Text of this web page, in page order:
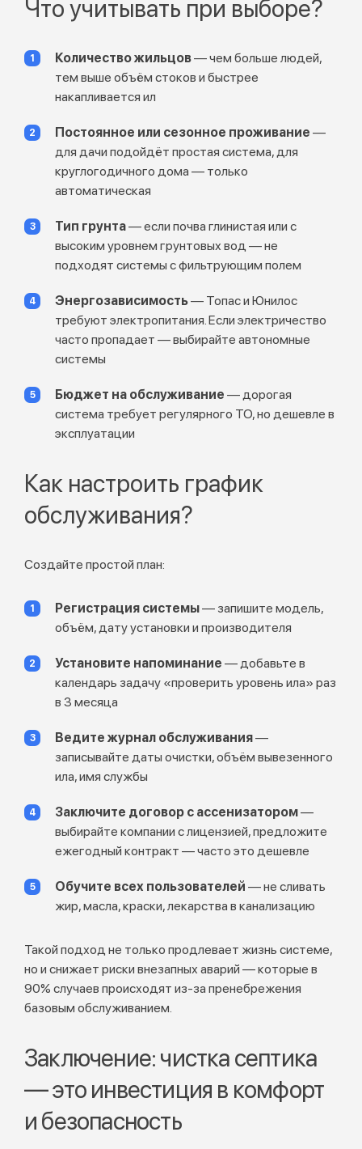
Что учитывать при выборе?
Количество жильцов— чем больше людей,
тем выше объём стоков и быстрее
накапливается ил
Постоянное или сезонное проживание —
для дачи подойдёт простая система, для
круглогодичного дома — только
автоматическая
Тип грунта— если почва глинистая или с
высоким уровнем грунтовых вод — не
подходят системы с фильтрующим полем
Энергозависимость— Топас и Юнилос
требуют электропитания. Если электричество
часто пропадает — выбирайте автономные
системы
Бюджет на обслуживание — дорогая
система требует регулярного ТО, но дешевле в
эксплуатации
Как настроить график
обслуживания?
Создайте простой план:
Регистрация системы— запишите модель,
объём, дату установки и производителя
Установите напоминание — добавьте в
календарь задачу «проверить уровень ила» раз
в 3 месяца
Ведите журнал обслуживания—
записывайте даты очистки, объём вывезенного
ила, имя службы
Заключите договор с ассенизатором—
выбирайте компании с лицензией, предложите
ежегодный контракт — часто это дешевле
Обучите всех пользователей — не сливать
жир, масла, краски, лекарства в канализацию
Такой подход не только продлевает жизнь системе,
но и снижает риски внезапных аварий — которые в
90% случаев происходят из-за пренебрежения
базовым обслуживанием.
Заключение: чистка септика
— это инвестиция в комфорт
и безопасность